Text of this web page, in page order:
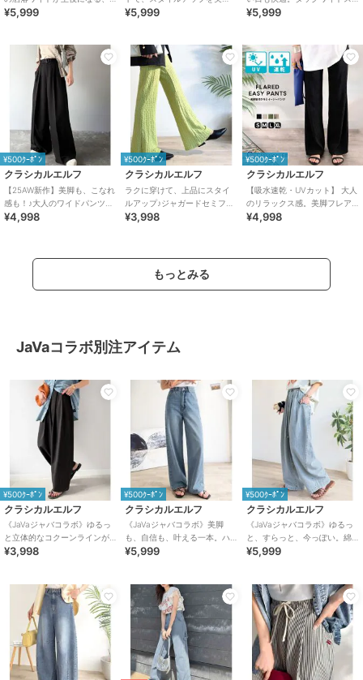
ブラッシュドジャージハイウ
¥5,999
現！ブラッシュドジャージー
¥5,999
トレートイージーパンツ
¥5,999
¥500ｸｰﾎﾟﾝ
クラシカルエルフ
【25AW新作】美脚も、こなれ
感も！♪大人のワイドパンツ。
ベルテッドワイドイージース
¥4,998
¥500ｸｰﾎﾟﾝ
クラシカルエルフ
ラクに穿けて、上品にスタイ
ルアップ♪ジャガードセミフレ
アパンツ
¥3,998
¥500ｸｰﾎﾟﾝ
クラシカルエルフ
【吸水速乾・UVカット】 大人
のリラックス感。美脚フレア
パンツ
¥4,998
もっとみる
JaVaコラボ別注アイテム
¥500ｸｰﾎﾟﾝ
クラシカルエルフ
《JaVaジャバコラボ》ゆるっ
と立体的なコクーンラインが
魅力！ツータックイージー軽
¥3,998
¥500ｸｰﾎﾟﾝ
クラシカルエルフ
《JaVaジャバコラボ》美脚
も、自信も、叶える一本。ハ
イウエストセミワイドデニム
¥5,999
¥500ｸｰﾎﾟﾝ
クラシカルエルフ
《JaVaジャバコラボ》ゆるっ
と、すらっと、今っぽい。綿
100% ビッグポケットデニムイ
¥5,999